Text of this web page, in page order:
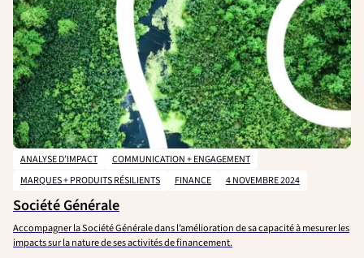
ANALYSE D’IMPACT
COMMUNICATION + ENGAGEMENT
MARQUES + PRODUITS RÉSILIENTS
FINANCE 4 NOVEMBRE 2024
Société Générale
Accompagner la Société Générale dans l’amélioration de sa capacité à mesurer les
impacts sur la nature de ses activités de financement.